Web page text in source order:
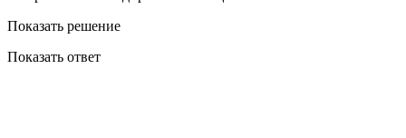
Показать решение
Показать ответ